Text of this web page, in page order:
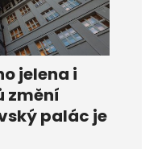
jelena i
změní
palác je